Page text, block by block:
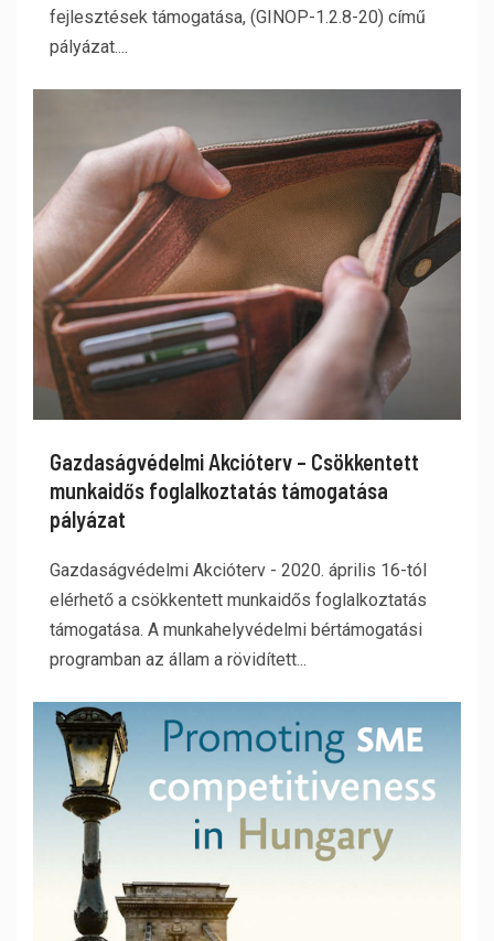
fejlesztések támogatása, (GINOP-1.2.8-20) című
pályázat....
Gazdaságvédelmi Akcióterv – Csökkentett
munkaidős foglalkoztatás támogatása
pályázat
Gazdaságvédelmi Akcióterv - 2020. április 16-tól
elérhető a csökkentett munkaidős foglalkoztatás
támogatása. A munkahelyvédelmi bértámogatási
programban az állam a rövidített...